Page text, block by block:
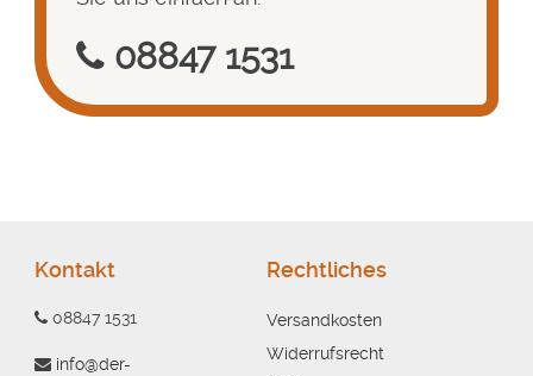
08847 1531
Kontakt
08847 1531
info@der-
Rechtliches
Versandkosten
Widerrufsrecht